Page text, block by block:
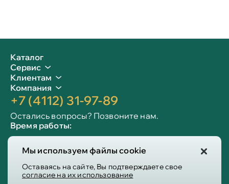
Мы используем файлы cookie
Оставаясь на сайте, Вы подтверждаете свое
согласие на их использование
Каталог
Сервис
Клиентам
Компания
+7 (4112) 31-97-89
Остались вопросы? Позвоните нам.
Время работы:
Сб-вс: 10:00 - 19:00
Info@victoria-mebel.ru